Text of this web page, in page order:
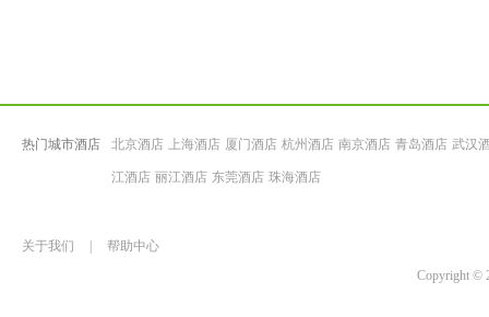
热门城市酒店 北京酒店 上海酒店 厦门酒店 杭州酒店 南京酒店 青岛酒店 武汉
江酒店 丽江酒店 东莞酒店 珠海酒店
关于我们
帮助中心
Copyright ©